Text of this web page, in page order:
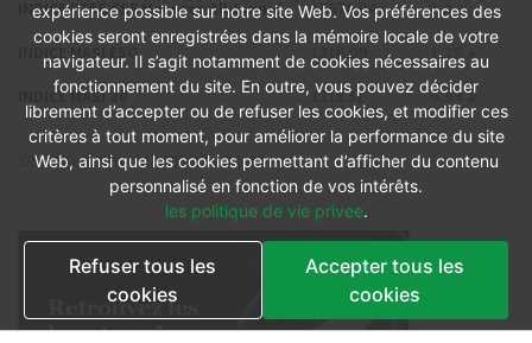
INDICE FTSE CSE Morocco All-Liquid 15678.94 1.3
INDICE MASI ESG 1316.09 1.25
INDICE MASI 20 1318.51 0.94
Voir plus d’informations boursières
expérience possible sur notre site Web. Vos préférences des
cookies seront enregistrées dans la mémoire locale de votre
navigateur. Il s’agit notamment de cookies nécessaires au
fonctionnement du site. En outre, vous pouvez décider
librement d’accepter ou de refuser les cookies, et modifier ces
critères à tout moment, pour améliorer la performance du site
Web, ainsi que les cookies permettant d’afficher du contenu
personnalisé en fonction de vos intérêts.
les politique de vie privee.
Refuser tous les
cookies
Accepter tous les
cookies